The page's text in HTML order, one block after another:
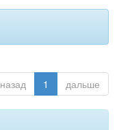
назад 1 дальше